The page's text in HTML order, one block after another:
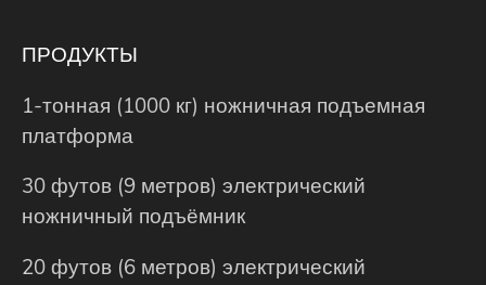
ПРОДУКТЫ
1-тонная (1000 кг) ножничная подъемная
платформа
30 футов (9 метров) электрический
ножничный подъёмник
20 футов (6 метров) электрический